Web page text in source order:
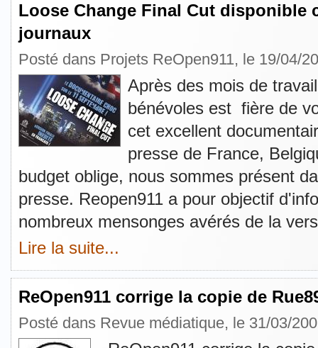
Loose Change Final Cut disponible
journaux
Posté dans Projets ReOpen911, le 19/04/
Après des mois de
bénévoles est fière de
cet excellent
presse de France,
budget oblige, nous sommes présent
presse. Reopen911 a pour objectif
nombreux mensonges avérés de la
Lire la suite...
ReOpen911 corrige la copie de
Posté dans Revue médiatique, le 31/03/